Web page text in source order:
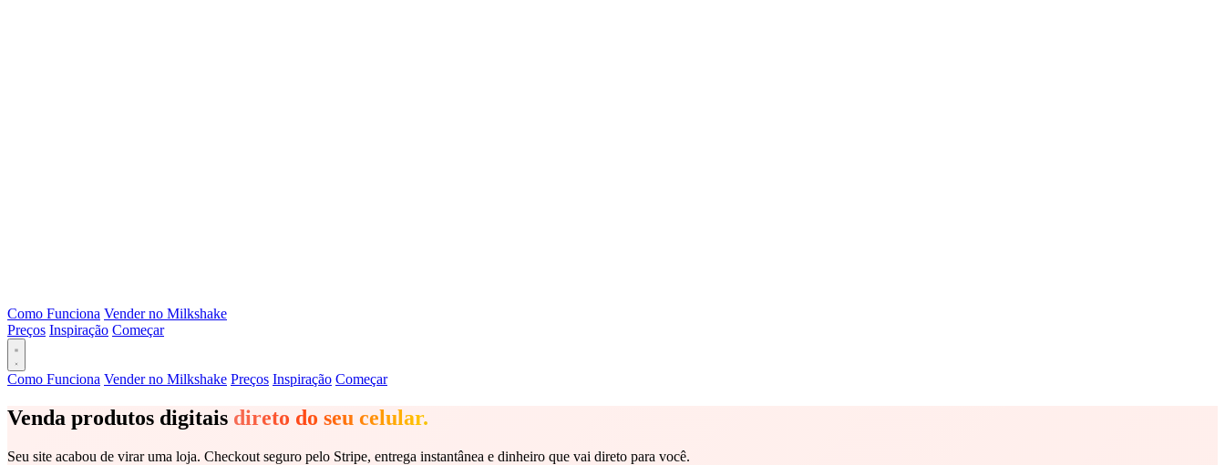
Como Funciona Vender no Milkshake
Preços Inspiração Começar
Como Funciona Vender no Milkshake Preços Inspiração Começar
Venda produtos digitais direto do seu celular.
Seu site acabou de virar uma loja. Checkout seguro pelo Stripe, entrega instantânea e dinheiro que vai direto para você.